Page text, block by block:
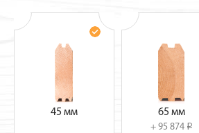
45 мм 65 мм
+ 95 874 i